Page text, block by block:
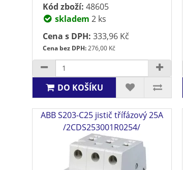
Kód zboží: 48605
skladem 2 ks
Cena s DPH: 333,96 Kč
Cena bez DPH:276,00 Kč
DO KOŠÍKU
ABB S203-C25 jistič třífázový 25A
/2CDS253001R0254/